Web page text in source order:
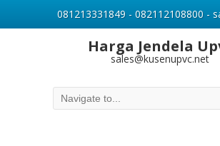
Harga Jendela
sales@kusenupvc.net
081213331849 - 082112108800 -